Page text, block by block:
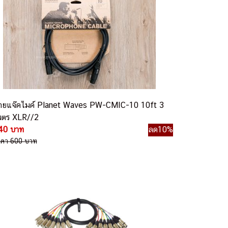
ยแจ๊คไมค์ Planet Waves PW-CMIC-10 10ft 3
ตร XLR//2
บาท
ลด10%
า 600 บาท